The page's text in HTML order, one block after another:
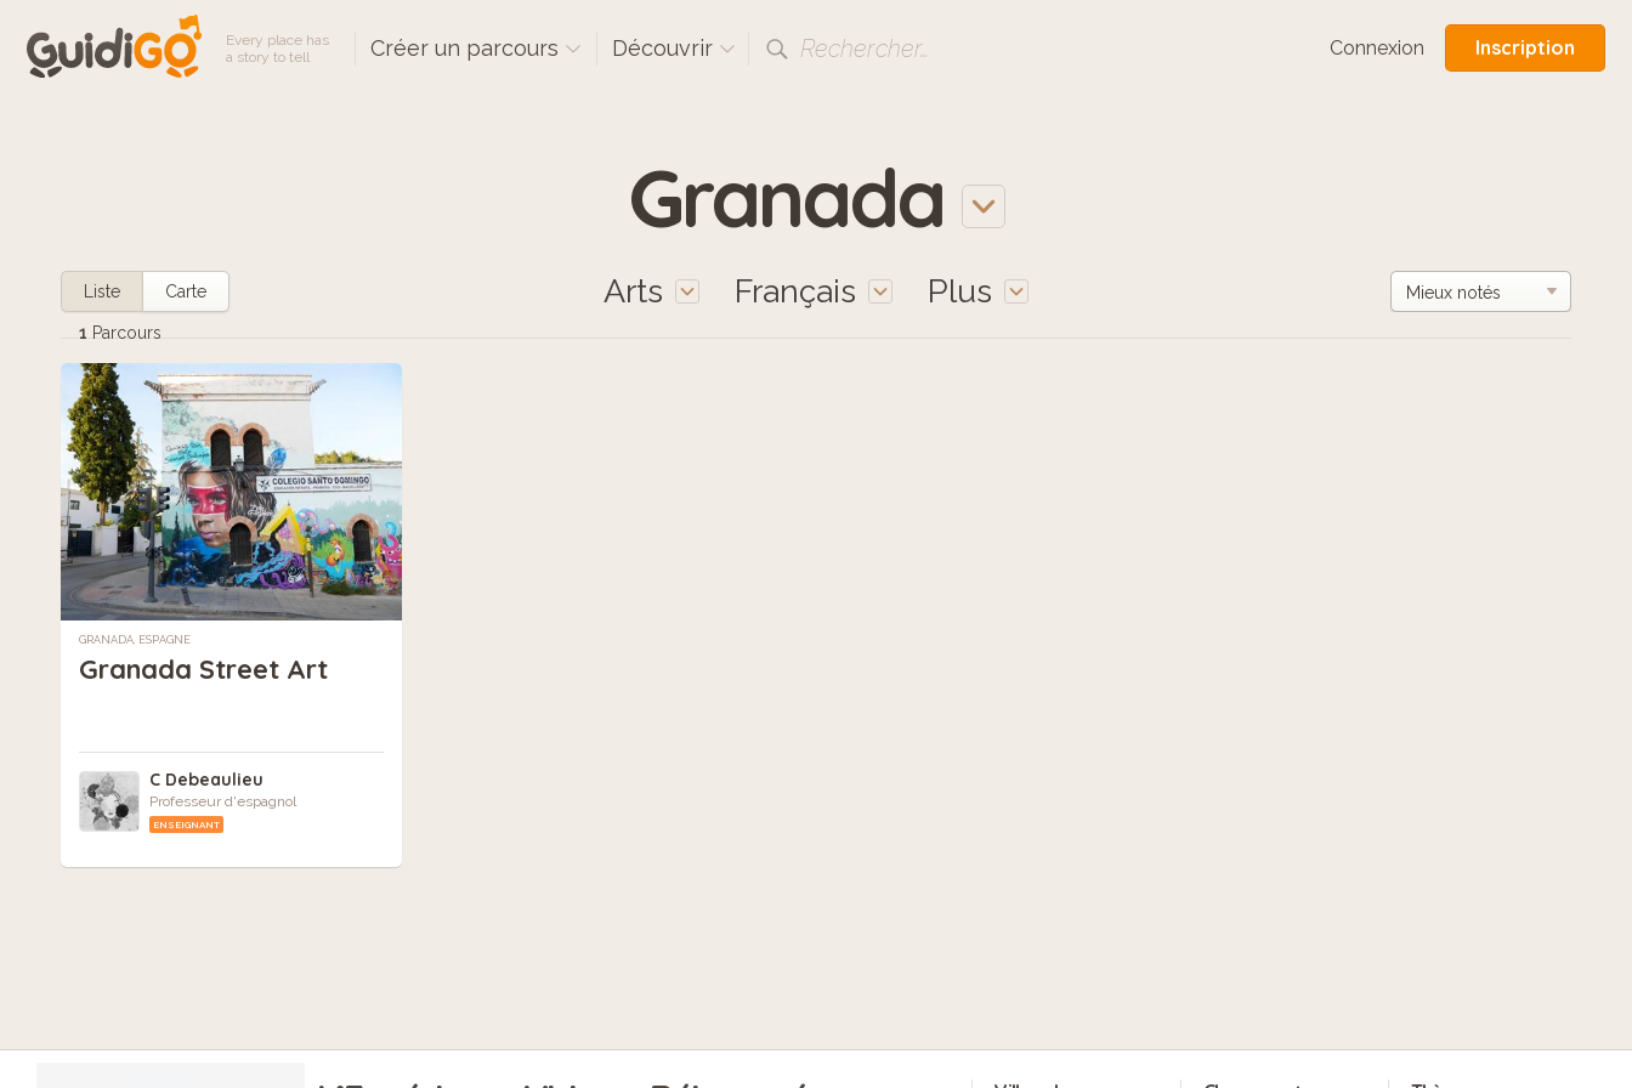
Every place has
a story to tell
Créer un parcours Découvrir Rechercher… Connexion Inscription
Granada
Arts Français Plus
Liste Carte
1 Parcours
GRANADA, ESPAGNE
Granada Street Art
C Debeaulieu
Professeur d'espagnol
ENSEIGNANT